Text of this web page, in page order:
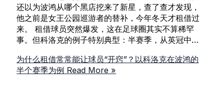
还以为波鸿从哪个黑店挖来了新星，查了查才发现，
他之前是女王公园巡游者的替补，今年冬天才租借过
来。 租借球员突然爆发，这在足球圈其实不算稀罕
事。但科洛克的例子特别典型：半赛季，从英冠中…
为什么租借常常能让球员“开窍”？以科洛克在波鸿的
半个赛季为例 Read More »